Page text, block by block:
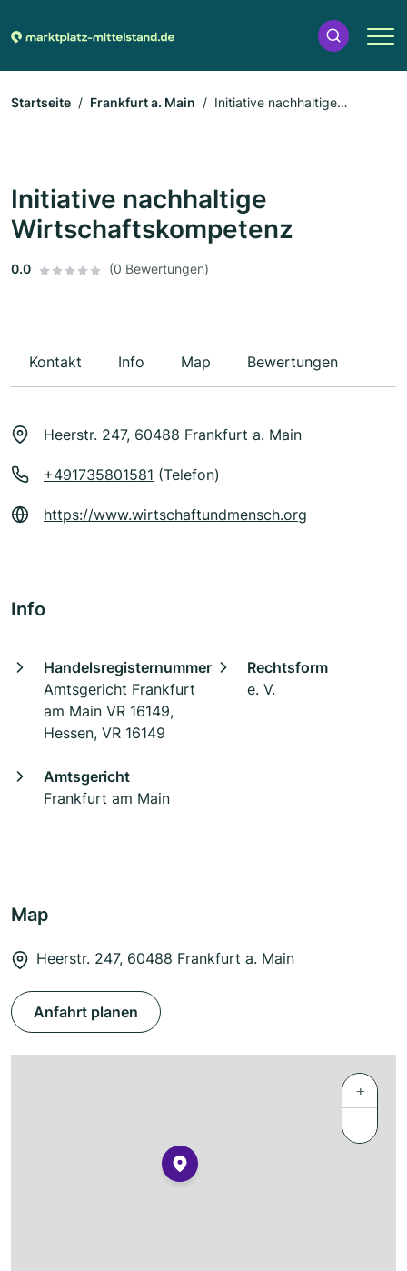
Startseite Frankfurt a. Main
Initiative nachhaltige
Initiative nachhaltige
Wirtschaftskompetenz
0.0 (0 Bewertungen)
Kontakt Info Map Bewertungen
Heerstr. 247, 60488 Frankfurt a. Main
+491735801581 (Telefon)
https://www.wirtschaftundmensch.org
Info
Handelsregisternummer
Amtsgericht Frankfurt
am Main VR 16149,
Hessen, VR 16149
Rechtsform
e. V.
Amtsgericht
Frankfurt am Main
Map
Heerstr. 247, 60488 Frankfurt a. Main
Anfahrt planen
+
−